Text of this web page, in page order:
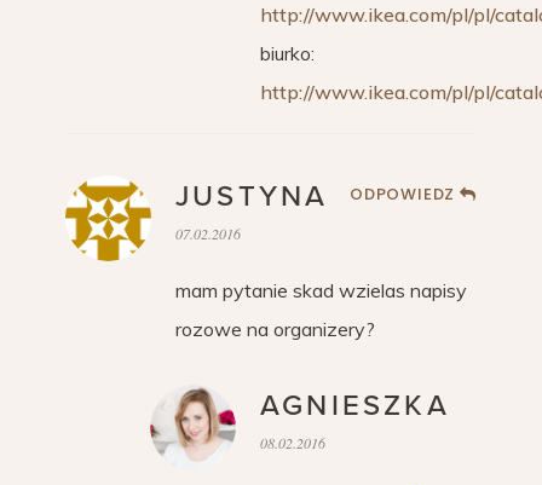
http://www.ikea.com/pl/pl/
biurko:
http://www.ikea.com/pl/pl/
JUSTYNA ODPOWIEDZ
07.02.2016
mam pytanie skad wzielas napisy
rozowe na organizery?
AGNIESZKA
08.02.2016